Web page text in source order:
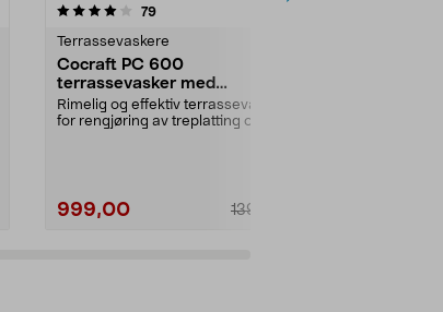
79anmeldelser
Terrassevaskere
Cocraft PC 600
terrassevasker med
roterende børster, elektrisk
Rimelig og effektiv terrassevasker
for rengjøring av treplatting og
999,00 1399,00
4.5 av 5 stjerner